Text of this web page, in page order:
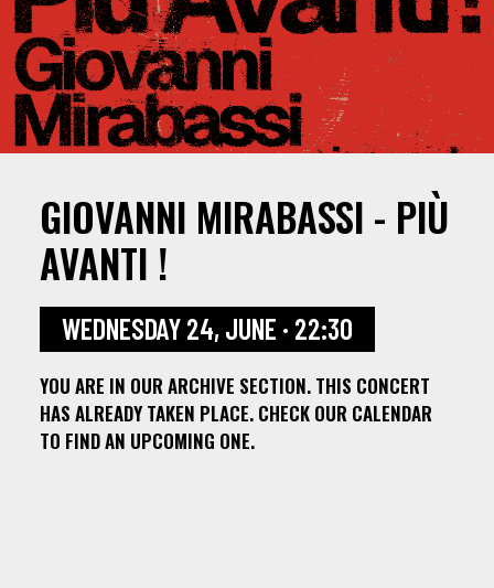
GIOVANNI MIRABASSI - PIÙ
AVANTI !
WEDNESDAY 24, JUNE · 22:30
YOU ARE IN OUR ARCHIVE SECTION. THIS CONCERT
HAS ALREADY TAKEN PLACE. CHECK OUR CALENDAR
TO FIND AN UPCOMING ONE.